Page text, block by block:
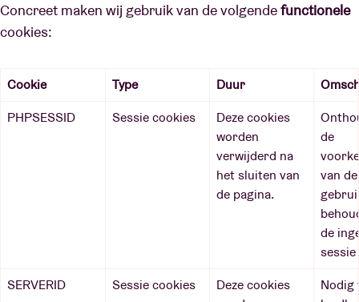
Concreet maken wij gebruik van de volgendefunctionele
cookies:
Cookie Type Duur
PHPSESSID
Sessie cookies
Deze cookies
worden
verwijderd na
het sluiten van
de pagina.
de
van de
de
sessie
SERVERID
Sessie cookies
Deze cookies
Nodig